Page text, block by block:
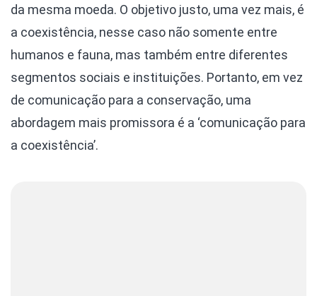
da mesma moeda. O objetivo justo, uma vez mais, é
a coexistência, nesse caso não somente entre
humanos e fauna, mas também entre diferentes
segmentos sociais e instituições. Portanto, em vez
de comunicação para a conservação, uma
abordagem mais promissora é a ‘comunicação para
a coexistência’.